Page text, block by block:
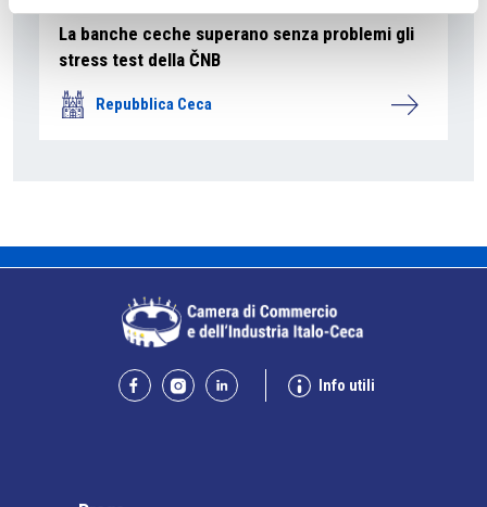
La banche ceche superano senza problemi gli
stress test della ČNB
Repubblica Ceca
Info utili